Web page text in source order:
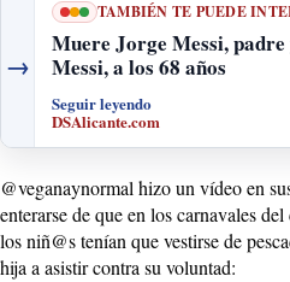
→
TAMBIÉN TE PUEDE
Muere Jorge Messi,
Messi, a los 68 años
Seguir leyendo
DSAlicante.com
@veganaynormal hizo un vídeo en
enterarse de que en los carnavales
los niñ@s tenían que vestirse de
hija a asistir contra su voluntad: